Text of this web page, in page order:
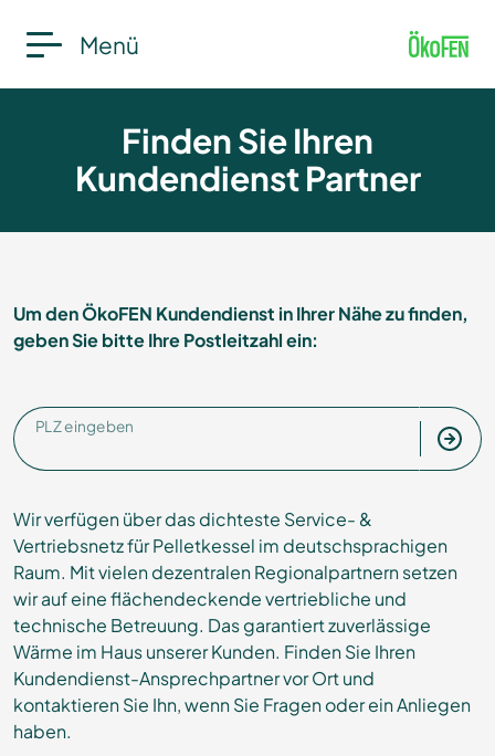
Menü
Finden Sie Ihren
Kundendienst Partner
Um den ÖkoFEN Kundendienst in Ihrer Nähe zu finden,
geben Sie bitte Ihre Postleitzahl ein:
PLZ eingeben
Wir verfügen über das dichteste Service- &
Vertriebsnetz für Pelletkessel im deutschsprachigen
Raum. Mit vielen dezentralen Regionalpartnern setzen
wir auf eine flächendeckende vertriebliche und
technische Betreuung. Das garantiert zuverlässige
Wärme im Haus unserer Kunden. Finden Sie Ihren
Kundendienst-Ansprechpartner vor Ort und
kontaktieren Sie Ihn, wenn Sie Fragen oder ein Anliegen
haben.